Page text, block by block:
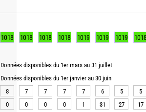
1018 1018 1018 1018 1019 1019 1019 1018
Données disponibles du 1er mars au 31 juillet
Données disponibles du 1er janvier au 30 juin
8
7 7 7 7 6 5 5
0
0 0 0 1 31 27 17